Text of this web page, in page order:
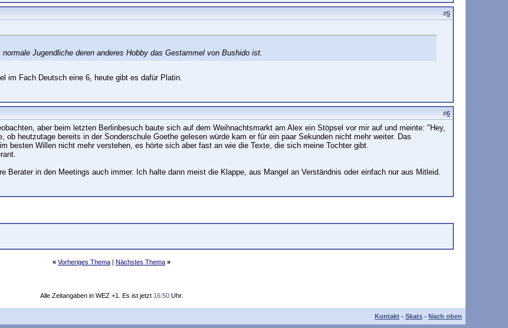
#5
Jugendliche deren anderes Hobby das Gestammel von Bushido ist.
im Fach Deutsch eine 6, heute gibt es dafür Platin.
#6
aber beim letzten Berlinbesuch baute sich auf dem Weihnachtsmarkt am Alex ein Stöpsel vor mir auf und meinte: "Hey,
ob heutzutage bereits in der Sonderschule Goethe gelesen würde kam er für ein paar Sekunden nicht mehr weiter. Das
besten Willen nicht mehr verstehen, es hörte sich aber fast an wie die Texte, die sich meine Tochter gibt.
Berater in den Meetings auch immer. Ich halte dann meist die Klappe, aus Mangel an Verständnis oder einfach nur aus Mitleid.
« Vorheriges Thema | Nächstes Thema »
Alle Zeitangaben in WEZ +1. Es ist jetzt 16:50 Uhr.
Kontakt - Skats - Nach oben